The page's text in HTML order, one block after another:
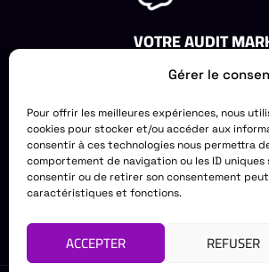
Gérer le
Pour offrir les meilleures expériences, nous
cookies pour stocker et/ou accéder aux
consentir à ces technologies nous permettra
comportement de navigation ou les ID
consentir ou de retirer son consentement
caractéristiques et fonctions.
ACCEPTER REFUSER
VOTRE AUDIT
Obtenez un audit
marketing.
opportunités de
DEMANDEZ